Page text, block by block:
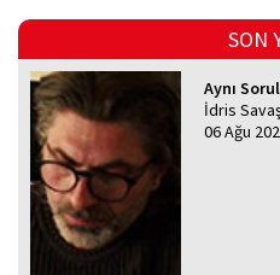
SON
Aynı
İdris
06 Ağu